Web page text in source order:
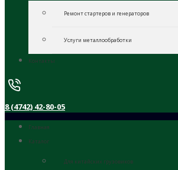
Ремонт стартеров и генераторов
Услуги металлообработки
Контакты
8 (4742) 42-80-05
Главная
Каталог
Для китайских грузовиков